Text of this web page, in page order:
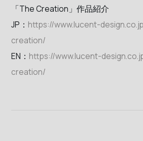
「The Creation」作品紹介
JP： https://www.lucent-
creation/
EN： https://www.lucent-
creation/